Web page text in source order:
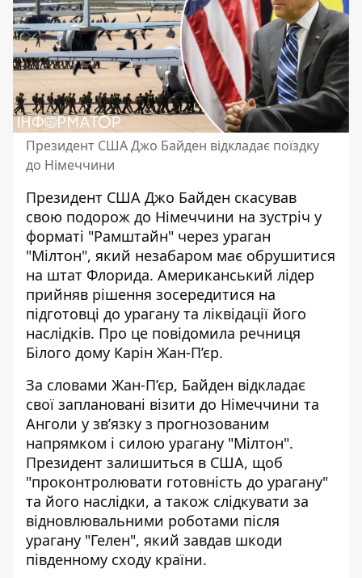
Президент США Джо Байден відкладає поїздку
до Німеччини
Президент США Джо Байден скасував
свою подорож до Німеччини на зустріч у
форматі "Рамштайн" через ураган
"Мілтон", який незабаром має обрушитися
на штат Флорида. Американський лідер
прийняв рішення зосередитися на
підготовці до урагану та ліквідації його
наслідків. Про це повідомила речниця
Білого дому Карін Жан-П’єр.
За словами Жан-П’єр, Байден відкладає
свої заплановані візити до Німеччини та
Анголи у зв’язку з прогнозованим
напрямком і силою урагану "Мілтон".
Президент залишиться в США, щоб
"проконтролювати готовність до урагану"
та його наслідки, а також слідкувати за
відновлювальними роботами після
урагану "Гелен", який завдав шкоди
південному сходу країни.